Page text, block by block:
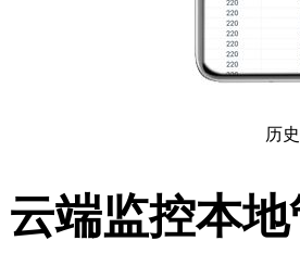
历
云端监控本